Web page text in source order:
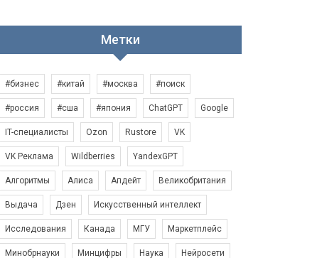
Метки
#бизнес #китай #москва #поиск
#россия #сша #япония ChatGPT Google
IT-специалисты Ozon Rustore VK
VK Реклама Wildberries YandexGPT
Алгоритмы Алиса Апдейт Великобритания
Выдача Дзен Искусственный интеллект
Исследования Канада МГУ Маркетплейс
Минобрнауки Минцифры Наука Нейросети